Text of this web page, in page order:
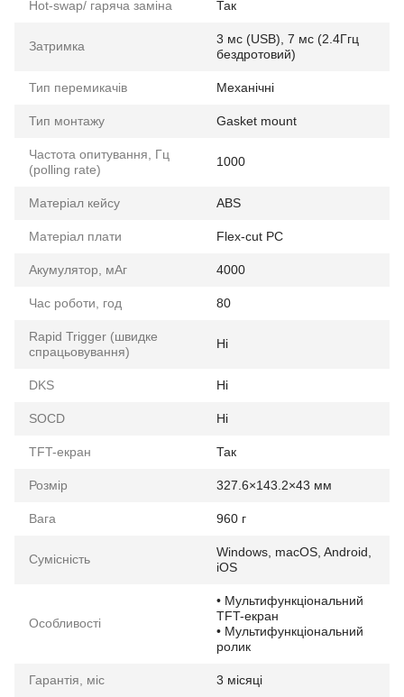
Hot-swap/ гаряча заміна Так
Затримка
3 мс (USB), 7 мс (2.4Ггц
бездротовий)
Тип перемикачів Механічні
Тип монтажу Gasket mount
Частота опитування, Гц
(polling rate)
1000
Матеріал кейсу ABS
Матеріал плати Flex-cut PC
Акумулятор, мАг 4000
Час роботи, год 80
Rapid Trigger (швидке
спрацьовування)
Ні
DKS Ні
SOCD Ні
TFT-екран Так
Розмір 327.6×143.2×43 мм
Вага 960 г
Сумісність
Windows, macOS, Android,
iOS
Особливості
• Мультифункціональний
TFT-екран
• Мультифункціональний
ролик
Гарантія, міс 3 місяці